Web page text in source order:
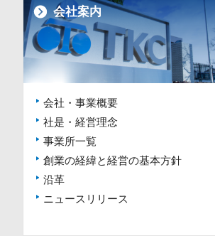
会社案内
会社・事業概要
社是・経営理念
事業所一覧
創業の経緯と経営の基本方針
沿革
ニュースリリース